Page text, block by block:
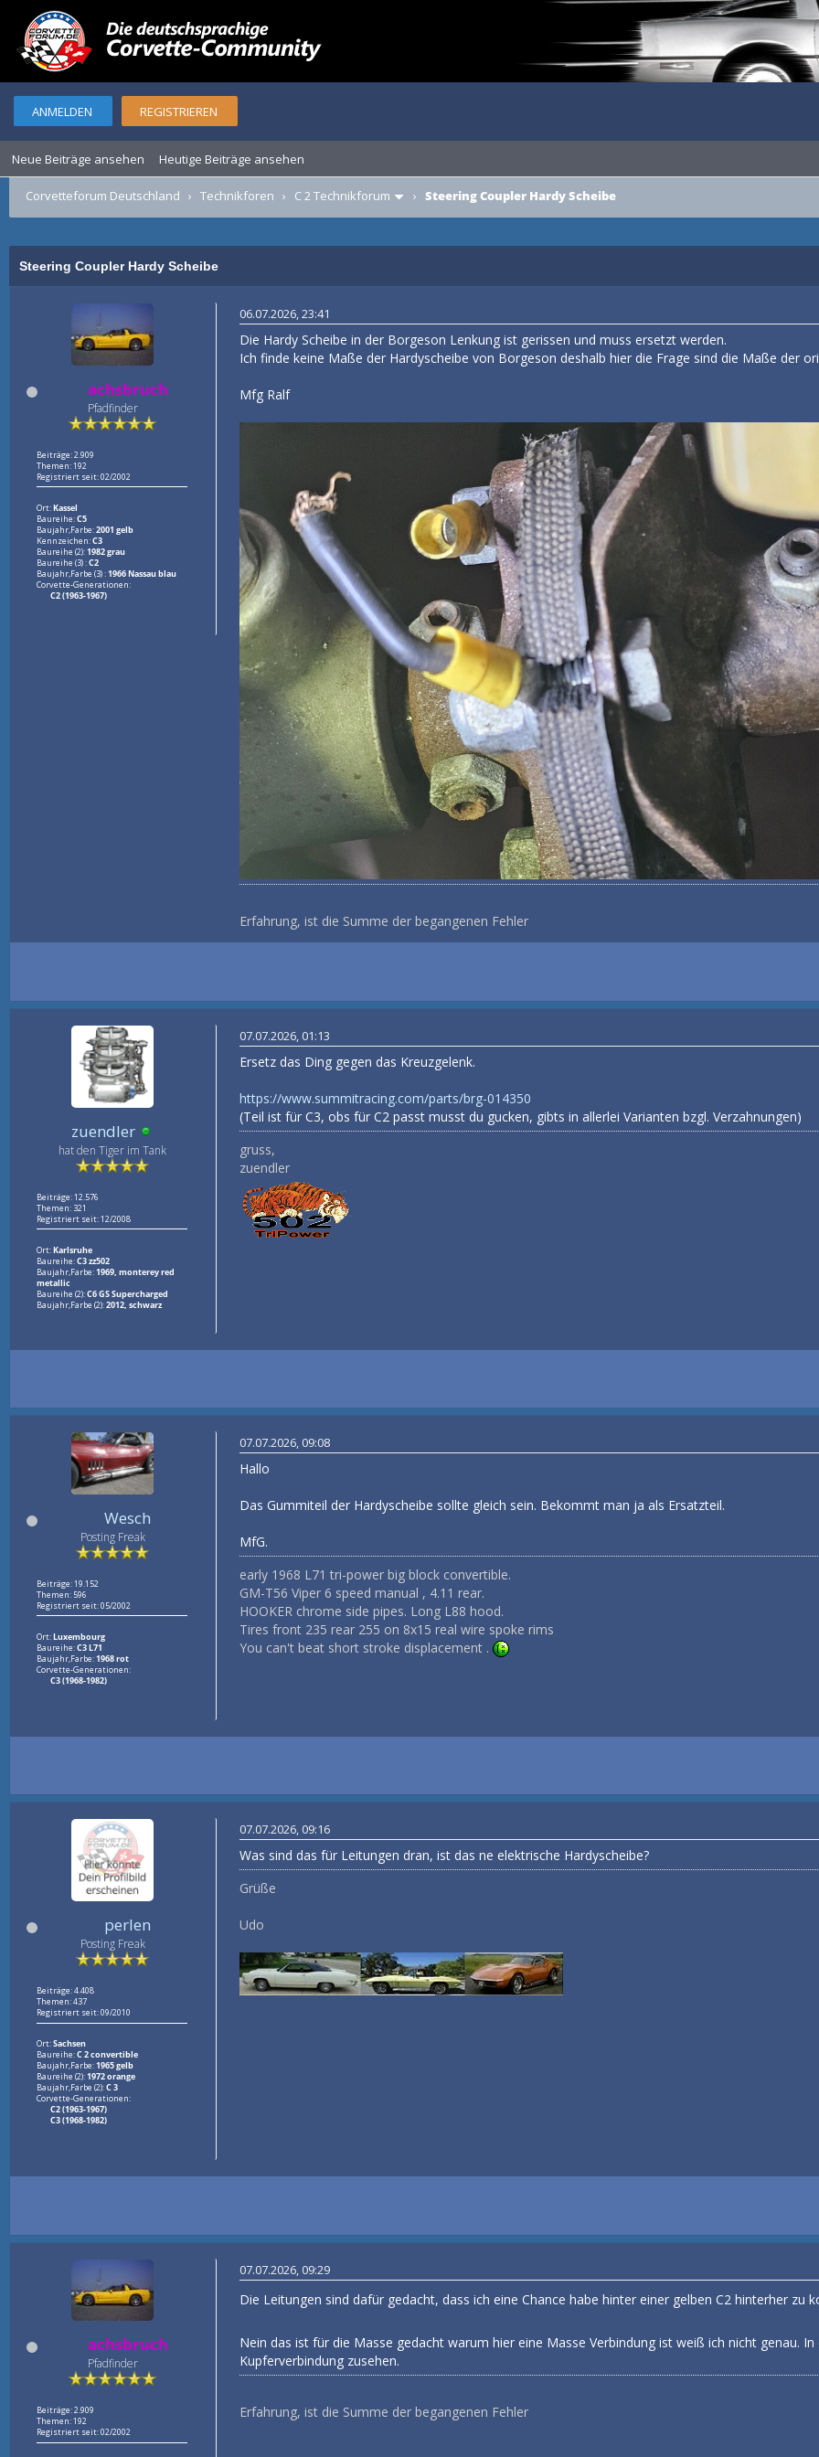
ANMELDEN REGISTRIEREN
Neue Beiträge ansehen Heutige Beiträge ansehen
Corvetteforum Deutschland › Technikforen › C 2 Technikforum › Steering Coupler Hardy Scheibe
Steering Coupler Hardy Scheibe
achsbruch
Pfadfinder
Beiträge: 2.909
Themen: 192
Registriert seit: 02/2002
Ort:Kassel
Baureihe:C5
Baujahr,Farbe:2001 gelb
Kennzeichen:C3
Baureihe (2):1982 grau
Baureihe (3) :C2
Baujahr,Farbe (3) :1966 Nassau blau
Corvette-Generationen:
C2 (1963-1967)
06.07.2026, 23:41
Die Hardy Scheibe in der Borgeson Lenkung ist gerissen und muss ersetzt werden.
Ich finde keine Maße der Hardyscheibe von Borgeson deshalb hier die Frage sind die Maße der
Mfg Ralf
Erfahrung, ist die Summe der begangenen Fehler
zuendler
hat den Tiger im Tank
Beiträge: 12.576
Themen: 321
Registriert seit: 12/2008
Ort:Karlsruhe
Baureihe:C3 zz502
Baujahr,Farbe:1969, monterey red
metallic
Baureihe (2):C6 GS Supercharged
Baujahr,Farbe (2):2012, schwarz
07.07.2026, 01:13
Ersetz das Ding gegen das Kreuzgelenk.
https://www.summitracing.com/parts/brg-014350
(Teil ist für C3, obs für C2 passt musst du gucken, gibts in allerlei Varianten bzgl. Verzahnungen)
gruss,
zuendler
Wesch
Posting Freak
Beiträge: 19.152
Themen: 596
Registriert seit: 05/2002
Ort:Luxembourg
Baureihe:C3 L71
Baujahr,Farbe:1968 rot
Corvette-Generationen:
C3 (1968-1982)
07.07.2026, 09:08
Hallo
Das Gummiteil der Hardyscheibe sollte gleich sein. Bekommt man ja als Ersatzteil.
MfG.
early 1968 L71 tri-power big block convertible.
GM-T56 Viper 6 speed manual , 4.11 rear.
HOOKER chrome side pipes. Long L88 hood.
Tires front 235 rear 255 on 8x15 real wire spoke rims
You can't beat short stroke displacement .
perlen
Posting Freak
Beiträge: 4.408
Themen: 437
Registriert seit: 09/2010
Ort:Sachsen
Baureihe:C 2 convertible
Baujahr,Farbe:1965 gelb
Baureihe (2):1972 orange
Baujahr,Farbe (2):C 3
Corvette-Generationen:
C2 (1963-1967)
C3 (1968-1982)
07.07.2026, 09:16
Was sind das für Leitungen dran, ist das ne elektrische Hardyscheibe?
Grüße
Udo
achsbruch
Pfadfinder
Beiträge: 2.909
Themen: 192
Registriert seit: 02/2002
07.07.2026, 09:29
Die Leitungen sind dafür gedacht, dass ich eine Chance habe hinter einer gelben C2 hinterher zu
Nein das ist für die Masse gedacht warum hier eine Masse Verbindung ist weiß ich nicht genau.
Kupferverbindung zusehen.
Erfahrung, ist die Summe der begangenen Fehler